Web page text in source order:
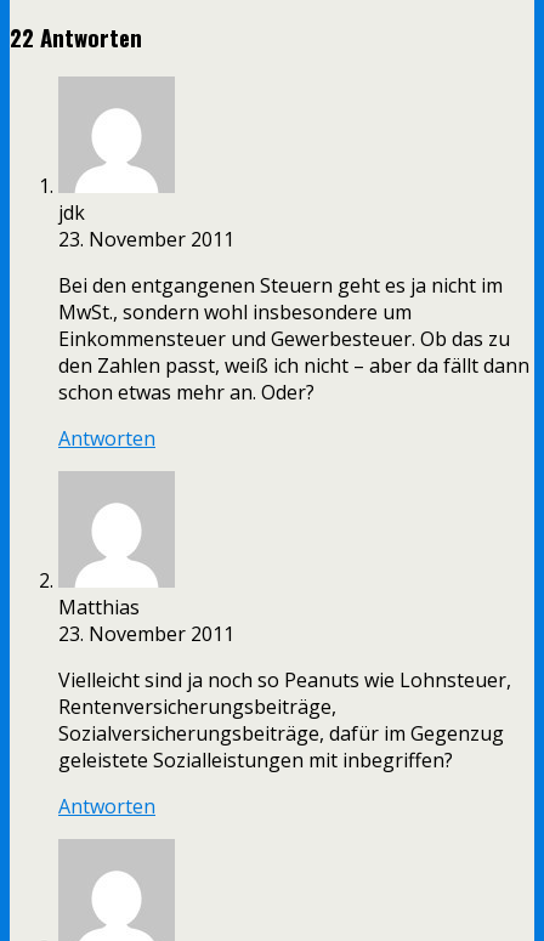
22 Antworten
jdk
23. November 2011
Bei den entgangenen Steuern geht es ja nicht im
MwSt., sondern wohl insbesondere um
Einkommensteuer und Gewerbesteuer. Ob das zu
den Zahlen passt, weiß ich nicht – aber da fällt dann
schon etwas mehr an. Oder?
Antworten
Matthias
23. November 2011
Vielleicht sind ja noch so Peanuts wie Lohnsteuer,
Rentenversicherungsbeiträge,
Sozialversicherungsbeiträge, dafür im Gegenzug
geleistete Sozialleistungen mit inbegriffen?
Antworten